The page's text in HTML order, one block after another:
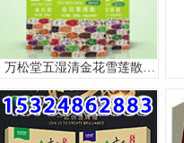
万松堂五湿清金花雪莲散官方正品全五湿清